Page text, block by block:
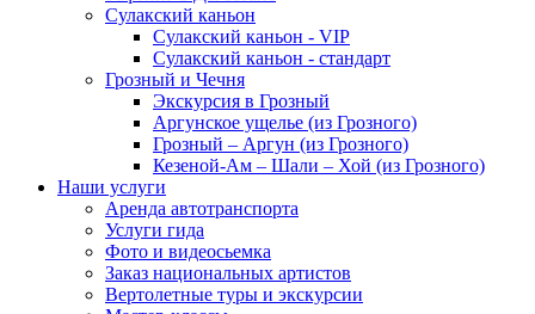
Сулакский каньон
Сулакский каньон - VIP
Сулакский каньон - стандарт
Грозный и Чечня
Экскурсия в Грозный
Аргунское ущелье (из Грозного)
Грозный – Аргун (из Грозного)
Кезеной-Ам – Шали – Хой (из Грозного)
Наши услуги
Аренда автотранспорта
Услуги гида
Фото и видеосьемка
Заказ национальных артистов
Вертолетные туры и экскурсии